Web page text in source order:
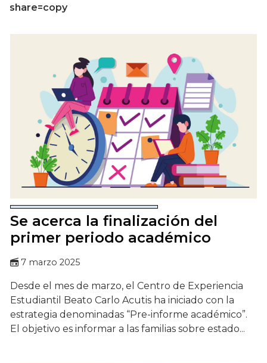
share=copy
Se acerca la finalización del
primer periodo académico
7 marzo 2025
Desde el mes de marzo, el Centro de Experiencia
Estudiantil Beato Carlo Acutis ha iniciado con la
estrategia denominadas “Pre-informe académico”.
El objetivo es informar a las familias sobre estado...